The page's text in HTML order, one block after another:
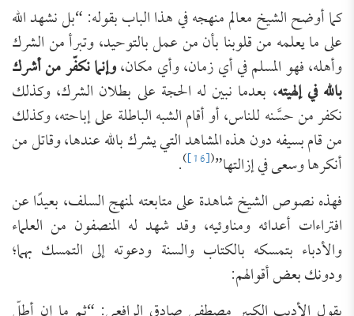
كما أوضح الشيخ معالم منهجه في هذا الباب بقوله: “بل نشهد الله
على ما يعلمه من قلوبنا بأن من عمل بالتوحيد، وتبرأ من الشرك
وأهله، فهو المسلم في أي زمان، وأي مكان،وإنما نكفّر من أشرك
بالله في إلهيته، بعدما نبين له الحجة على بطلان الشرك، وكذلك
نكفر من حسَّنه للناس، أو أقام الشبه الباطلة على إباحته، وكذلك
من قام بسيفه دون هذه المشاهد التي يشرك بالله عندها، وقاتل من
أنكرها وسعى في إزالتها”(
[16]
)
.
فهذه نصوص الشيخ شاهدة على متابعته لمنهج السلف، بعيدًا عن
افتراءات أعدائه ومناوئيه، وقد شهد له المنصفون من العلماء
والأدباء بتمسكه بالكتاب والسنة ودعوته إلى التمسك بهما؛
ودونك بعض أقوالهم: